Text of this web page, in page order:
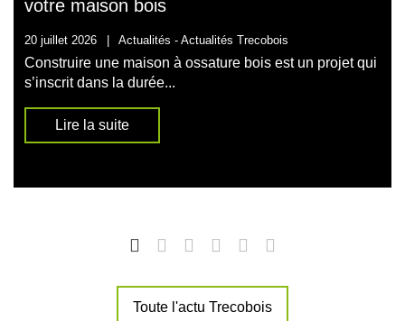
votre maison bois
20 juillet 2026 Actualités - Actualités Trecobois
Construire une maison à ossature bois est un projet qui
s’inscrit dans la durée...
Lire la suite
Toute l'actu Trecobois